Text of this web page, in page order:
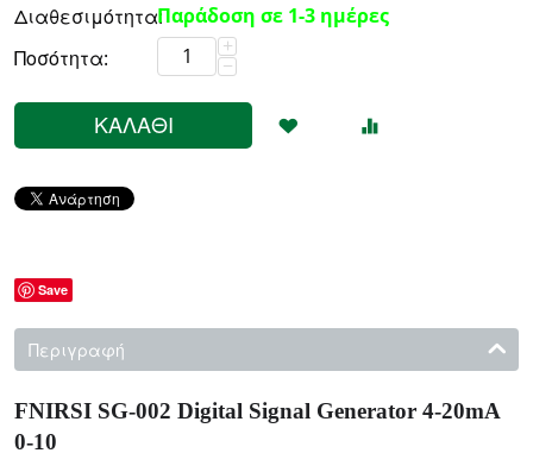
Διαθεσιμότητα:Παράδοση σε 1-3 ημέρες
Ποσότητα:
+
−
ΚΑΛΆΘΙ
Save
Περιγραφή
FNIRSI SG-002 Digital Signal Generator 4-20mA
0-10